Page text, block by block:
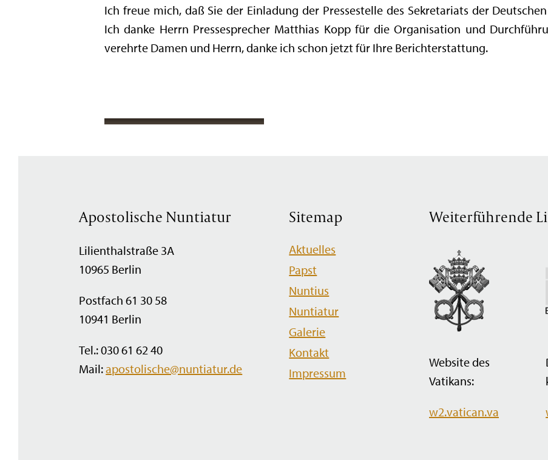
Ich freue mich, daß Sie der Einladung der Pressestelle des Sekretariats der
Ich danke Herrn Pressesprecher Matthias Kopp für die Organisation und
verehrte Damen und Herrn, danke ich schon jetzt für Ihre Berichterstattung.
Apostolische Nuntiatur
Lilienthalstraße 3A
10965 Berlin
Postfach 61 30 58
10941 Berlin
Tel.: 030 61 62 40
Mail:apostolische@nuntiatur.de
Sitemap
Navigation
überspringen
Aktuelles
Papst
Nuntius
Nuntiatur
Galerie
Kontakt
Impressum
Weiterführende
Website des
Vatikans:
w2.vatican.va